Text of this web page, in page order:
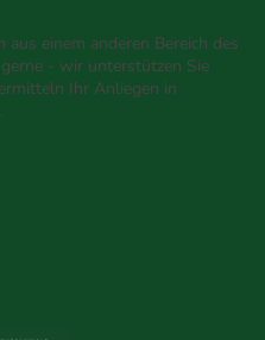
einem anderen Bereich des
- wir unterstützen Sie
Ihr Anliegen in